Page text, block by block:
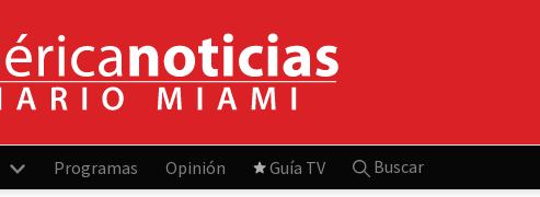
Programas Opinión Guía TV Buscar